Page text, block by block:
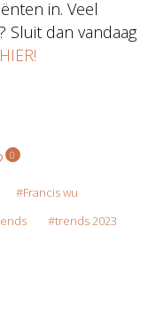
in. Veel
Sluit dan vandaag
0
Francis wu
trends 2023